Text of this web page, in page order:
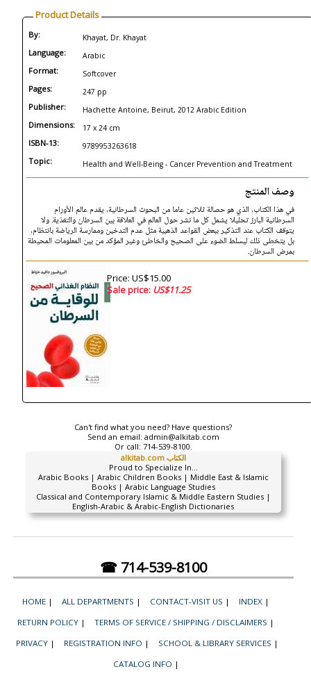
Product Details
By: Khayat, Dr. Khayat
Language: Arabic
Format: Softcover
Pages: 247 pp
Publisher: Hachette Antoine, Beirut, 2012 Arabic Edition
Dimensions: 17 x 24 cm
ISBN-13: 9789953263618
Topic: Health and Well-Being - Cancer Prevention and Treatment
وصف المنتج
في هذا الكتاب, الذي هو حصالة ثلاثين عاما من البحوث السرطانية, يقدم عالم الأورام
السرطانية البارز تحليلا يشمل كل ما نشر حول العالم في العلاقة بين السرطان والتغذية. ولا
يتوقف الكتاب عند التذكير ببعض القواعد الذهبية مثل عدم التدخين وممارسة الرياضة بانتظام,
بل يتخطى ذلك ليسلط الضوء على الصحيح والخاطئ وغير المؤكد من بين المعلومات المحيطة
بمرض السرطان.
Price: US$15.00
Sale price: US$11.25
Can't find what you need? Have questions?
Send an email: admin@alkitab.com
Or call: 714-539-8100.
alkitab.com الكتاب
Proud to Specialize In...
Arabic Books | Arabic Children Books | Middle East & Islamic
Books | Arabic Language Studies
Classical and Contemporary Islamic & Middle Eastern Studies |
English-Arabic & Arabic-English Dictionaries
☎ 714-539-8100
HOME | ALL DEPARTMENTS | CONTACT-VISIT US | INDEX |
RETURN POLICY | TERMS OF SERVICE / SHIPPING / DISCLAIMERS |
PRIVACY | REGISTRATION INFO | SCHOOL & LIBRARY SERVICES |
CATALOG INFO |